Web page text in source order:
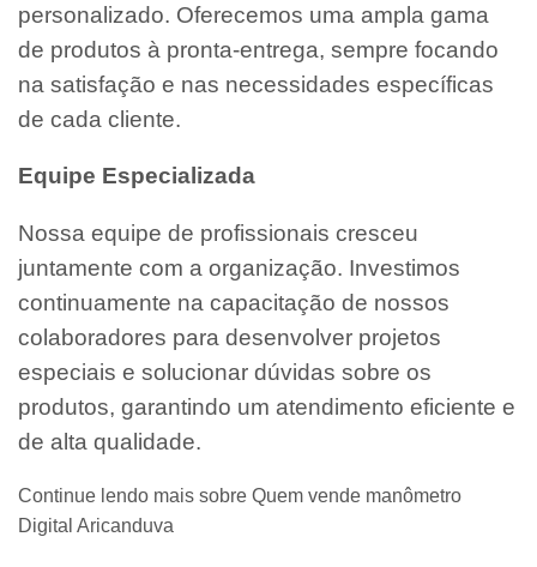
personalizado. Oferecemos uma ampla gama
de produtos à pronta-entrega, sempre focando
na satisfação e nas necessidades específicas
de cada cliente.
Equipe Especializada
Nossa equipe de profissionais cresceu
juntamente com a organização. Investimos
continuamente na capacitação de nossos
colaboradores para desenvolver projetos
especiais e solucionar dúvidas sobre os
produtos, garantindo um atendimento eficiente e
de alta qualidade.
Continue lendo mais sobre Quem vende manômetro
Digital Aricanduva